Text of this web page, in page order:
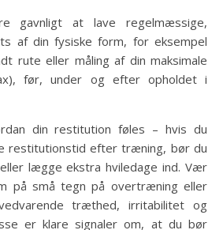
gavnligt at lave regelmæssige,
af din fysiske form, for eksempel
rute eller måling af din maksimale
før, under og efter opholdet i
din restitution føles – hvis du
restitutionstid efter træning, bør du
lægge ekstra hviledage ind. Vær
på små tegn på overtræning eller
træthed, irritabilitet og
er klare signaler om, at du bør